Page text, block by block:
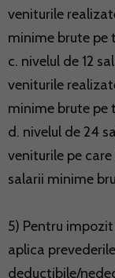
veniturile
minime brute pe
c. nivelul de 12
veniturile
minime brute pe
d. nivelul de 24
veniturile pe
salarii minime
5) Pentru
aplica
deductibile/